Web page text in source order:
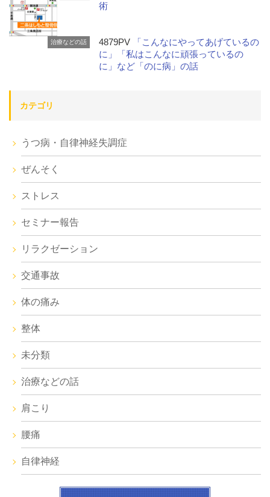
術
治療などの話 4879PV
「こんなにやってあげているの
に」「私はこんなに頑張っているの
に」など「のに病」の話
カテゴリ
うつ病・自律神経失調症
ぜんそく
ストレス
セミナー報告
リラクゼーション
交通事故
体の痛み
整体
未分類
治療などの話
肩こり
腰痛
自律神経